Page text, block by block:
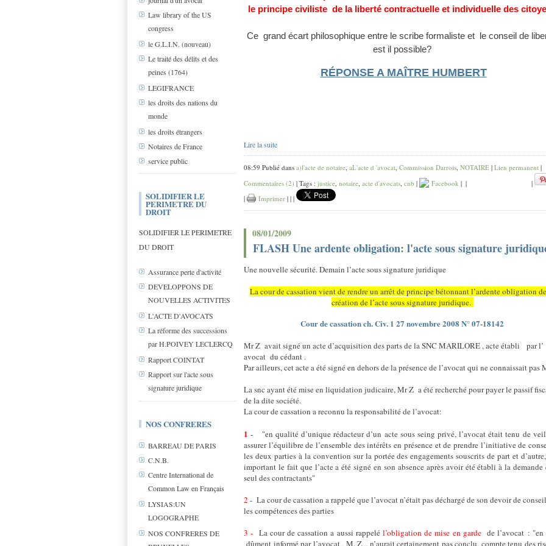
Law library of the US
congress
le G.L.I.N. (nouveau)
Le traité des délits et des
peines (1764)
LEGIFRANCE
les droits des nations du
monde
les droits étrangers
Notaires de France
service public
SOLIDIFIER LE
PERIMETRE DU
DROIT
SOLIDIFIER LE PERIMETRE
DU DROIT
Assurance perte d'activité
DEVELOPPONS DE
NOUVELLES ACTIVITES
L'ACTE D'AVOCATS
La réforme des successions
par H.POIVEY LECLERCQ
Rapport COINTAT
Rapport sur l'acte sous
signature juridique
NOS CONFRERES
BARREAU DE PARIS
C.N.B.
Centre International de
Common Law en Français
LYSIAS:UN
LOGOGRAPHE
NOS CONFRERES DE
le principe civiliste de la liberté contractuelle et individuelle des
Ce grand écart philosophique entre le scribe formaliste et
le conseil de
est il possible?
RÉPONSE A MAÎTRE HUMBERT
Lire la suite
08:59 Publié dans a)l'acte de notaire aL'acte d 'avocat Commission Darrois NOTAIRE | Lien permanent |
Commentaires (2) | Tags : justice notaire acte d'avocats cnb | Facebook | |
|
|
Imprimer | | |
08/01/2009
FLASH Une ardente obligation: l'acte sous signature
Une nouvelle sécurité. Demain l’acte sous signature juridique
La cour de cassation vient de rendre un arrêt de principe bétonnant l’ardente obligation
création de l’acte sous signature juridique.
Cour de cassation ch. Civ. 1 27 novembre 2008 N° 07-18142
Mr Z avait signé un acte d’acquisition des parts de la SNC MARILORE , acte établi
par l’
avocat du cédant .
Par ailleurs, cet acte a été signé en dehors de la présence de l’avocat qui ne connaissait pas
La snc ayant été mise en liquidation judicaire, Mr Z a été recherché pour payer le passif
de la dite société.
La cour de cassation a reconnu la responsabilité de l’avocat:
1 - "en qualité d’unique rédacteur d’un acte sous seing privé, l’avocat était tenu de
assurer l’équilibre de l’ensemble des intérêts en présence et de prendre l’initiative de
les deux parties à la convention sur la portée des engagements souscrits de part et
important le fait que l’acte a été signé en son absence après avoir été établi à la demande
seul des contractants"
2 - La cour de cassation a rappelé que l’avocat n’était pas déchargé de son devoir de
les compétences des parties
3 - La cour de cassation a aussi rappelél’obligation de mise en garde de l’avocat : "en
dûment informé par l’avocat , M. Z... n’aurait certainement pas conclu, compte tenu des